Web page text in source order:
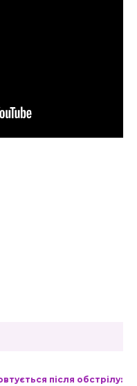
після обстрілу: